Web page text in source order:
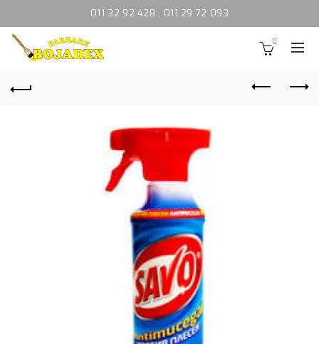
011 32 92 428 , 011 29 72 093
0